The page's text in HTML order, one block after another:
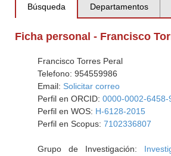
Búsqueda Departamentos
Ficha personal - Francisco
Francisco Torres Peral
Telefono: 954559986
Email: Solicitar correo
Perfil en ORCID: 0000-0002-6458-
Perfil en WOS: H-6128-2015
Perfil en Scopus: 7102336807
Grupo de Investigación: